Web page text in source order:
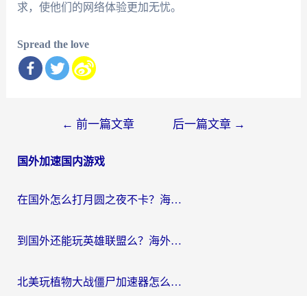
求，使他们的网络体验更加无忧。
Spread the love
导
← 前一篇文章 后一篇文章 →
国外加速国内游戏
在国外怎么打月圆之夜不卡？海外玩家国服游戏加速终极指南（附巴西英国游戏适配方案）
到国外还能玩英雄联盟么？海外玩家国服游戏畅玩终极指南
北美玩植物大战僵尸加速器怎么选？2026海外党必看的国服游戏加速指南